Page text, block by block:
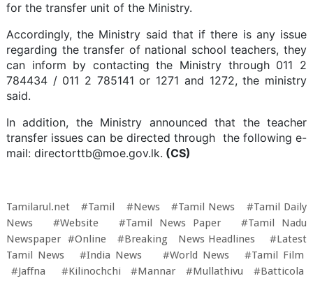
for the transfer unit of the Ministry.
Accordingly, the Ministry said that if there is any issue
regarding the transfer of national school teachers, they
can inform by contacting the Ministry through 011 2
784434 / 011 2 785141 or 1271 and 1272, the ministry
said.
In addition, the Ministry announced that the teacher
transfer issues can be directed through the following e-
mail: directorttb@moe.gov.lk. (CS)
Tamilarul.net #Tamil #News #Tamil News #Tamil Daily
News #Website #Tamil News Paper #Tamil Nadu
Newspaper #Online #Breaking News Headlines #Latest
Tamil News #India News #World News #Tamil Film
#Jaffna #Kilinochchi #Mannar #Mullathivu #Batticola